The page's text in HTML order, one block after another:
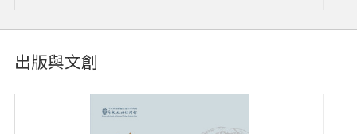
出版與文創